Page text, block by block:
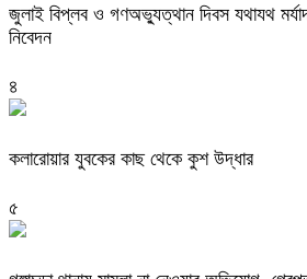
জুলাই বিপ্লব ও গণঅভ্যুত্থান দিবস যথাযথ
নিবেদন
৪
কলারোয়ার যুবকের কাছ থেকে কুশ উদ্ধার
৫